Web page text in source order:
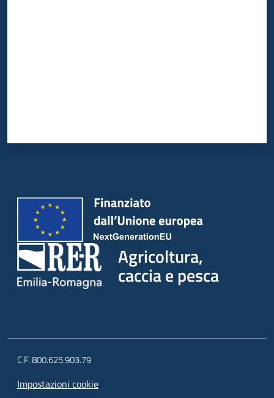
Agricoltura,
caccia e pesca
C.F. 800.625.903.79
Impostazioni cookie